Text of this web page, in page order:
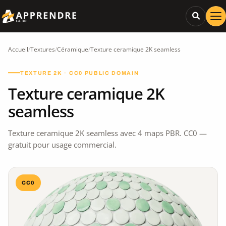
Accueil/Textures/Céramique/Texture ceramique 2K seamless
TEXTURE 2K · CC0 PUBLIC DOMAIN
Texture ceramique 2K
seamless
Texture ceramique 2K seamless avec 4 maps PBR. CC0 —
gratuit pour usage commercial.
CC0